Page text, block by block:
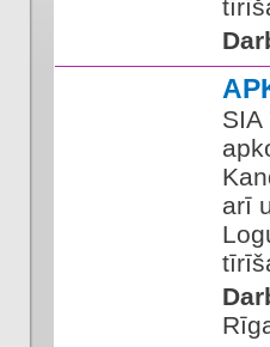
SIA
arī